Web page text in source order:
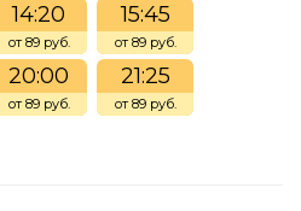
14:20
от 89 руб.
15:45
от 89 руб.
20:00
от 89 руб.
21:25
от 89 руб.